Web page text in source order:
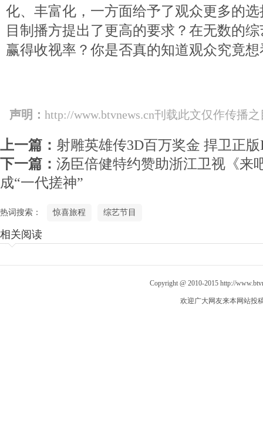
化、丰富化，一方面给予了观众更多的
目制播方提出了更高的要求？在无数的
赢得收视率？你是否真的知道观众究竟
声明：http://www.btvnews.cn刊载此文仅作传播
上一篇： 射雕英雄传3D百万奖金 捍卫正版
下一篇： 汤臣倍健特约赞助浙江卫视《来
成“一代搓神”
热词搜索： 惊喜旅程 综艺节目
相关阅读
Copyright @ 2010-2015 http://
欢迎广大网友来本网站投